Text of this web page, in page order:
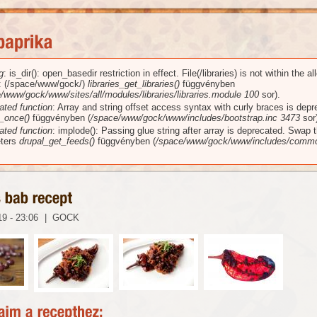
: is_dir(): open_basedir restriction in effect. File(/libraries) is not within the
(/space/www/gock/) libraries_get_libraries() függvényben
www/gock/www/sites/all/modules/libraries/libraries.module 100 sor).
function: Array and string offset access syntax with curly braces is
függvényben (/space/www/gock/www/includes/bootstrap.inc 3473
function: implode(): Passing glue string after array is deprecated. Swap
drupal_get_feeds() függvényben (/space/www/gock/www/includes/
- 23:06 GOCK